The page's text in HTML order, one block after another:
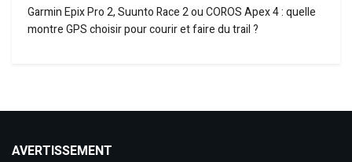
Garmin Epix Pro 2, Suunto Race 2 ou COROS Apex 4 : quelle
montre GPS choisir pour courir et faire du trail ?
AVERTISSEMENT